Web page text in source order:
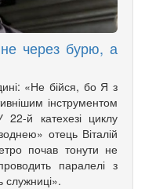
через бурю, а
«Не бійся, бо Я з
інструментом
22-й катехезі циклу
отець Віталій
почав тонути не
паралелі з